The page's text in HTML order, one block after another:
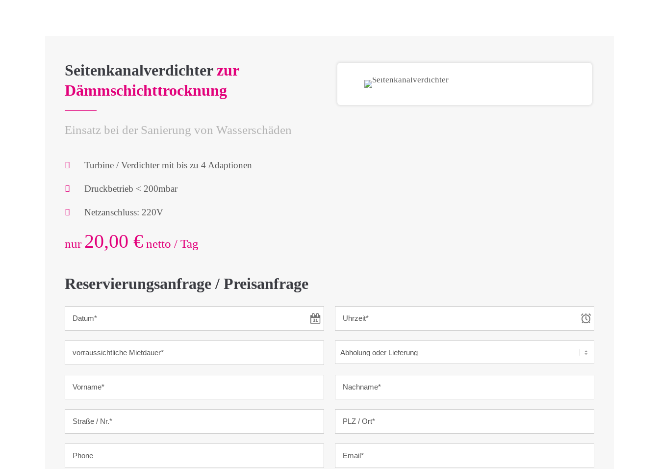
Seitenkanalverdichterzur
Dämmschichttrocknung
Einsatz bei der Sanierung von Wasserschäden
Turbine / Verdichter mit bis zu 4 Adaptionen
Druckbetrieb < 200mbar
Netzanschluss: 220V
nur 20,00 € netto / Tag
Reservierungsanfrage / Preisanfrage